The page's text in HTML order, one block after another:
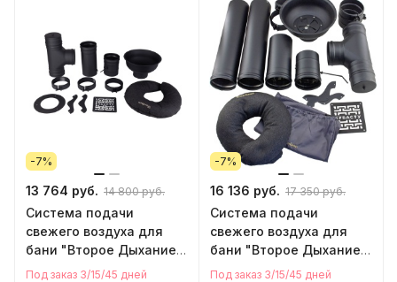
-7%
13 764 руб. 14 800 руб.
Система подачи
свежего воздуха для
бани "Второе Дыхание"
Мини, черный (430)
Под заказ 3/15/45 дней
-7%
16 136 руб. 17 350 руб.
Система подачи
свежего воздуха для
бани "Второе Дыхание"
черный (430)
Под заказ 3/15/45 дней